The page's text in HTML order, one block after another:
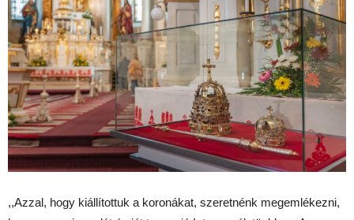
,,Azzal, hogy kiállítottuk a koronákat, szeretnénk megemlékezni,